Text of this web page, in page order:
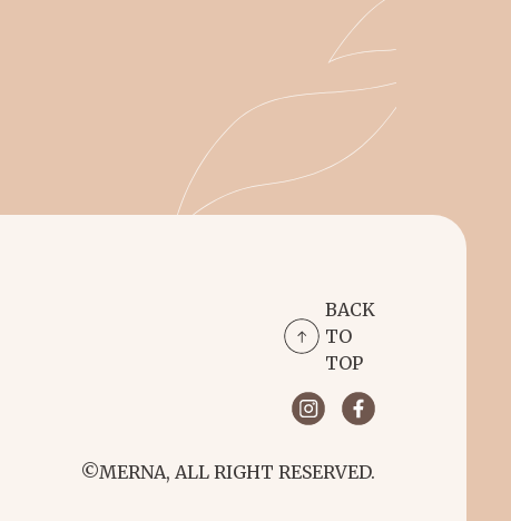
©MERNA, ALL RIGHT RESERVED.
BACK
TO
TOP